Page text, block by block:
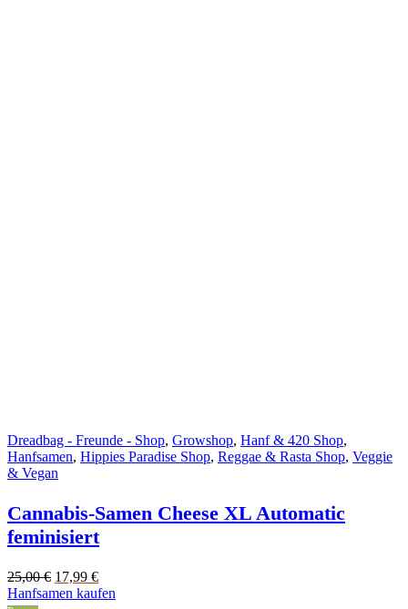
Dreadbag - Freunde - Shop, Growshop, Hanf & 420 Shop,
Hanfsamen, Hippies Paradise Shop, Reggae & Rasta Shop, Veggie
& Vegan
Cannabis-Samen Cheese XL Automatic
feminisiert
25,00€ Original
price
17,99 €Current
price
Hanfsamen kaufen